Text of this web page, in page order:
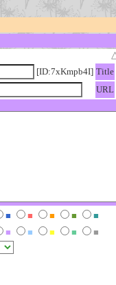
[ID:7xKmpb4I] Title
URL
■ ■ ■ ■
■
■ ■ ■ ■
■